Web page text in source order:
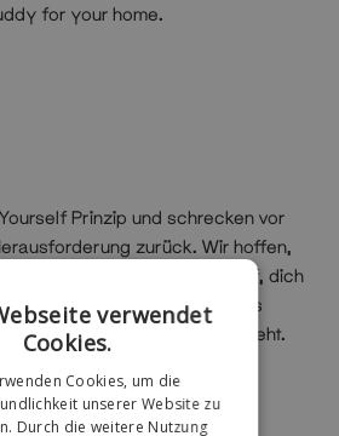
for your home.
Prinzip und schrecken vor
zurück. Wir hoffen,
Wir legen großen Wert darauf, dich
es nur um den Aufbau deines
oder das komplette Design geht.
verwendet
Cookies.
Cookies, um die
unserer Website zu
Durch die weitere Nutzung